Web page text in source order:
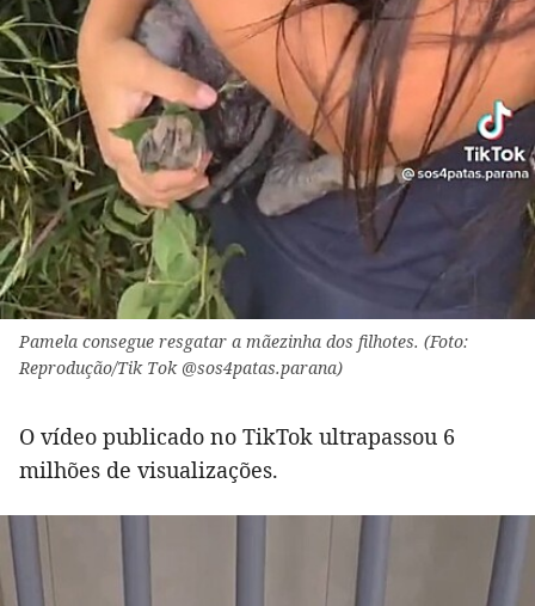
Pamela consegue resgatar a mãezinha dos filhotes. (Foto:
Reprodução/Tik Tok @sos4patas.parana)
O vídeo publicado no TikTok ultrapassou 6
milhões de visualizações.